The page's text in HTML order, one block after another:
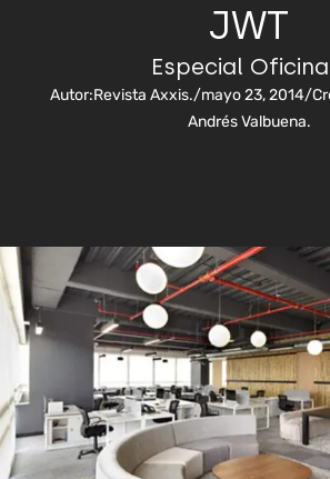
JWT
Especial
Autor:Revista Axxis./mayo 23, 2014/
Andrés Valbuena.